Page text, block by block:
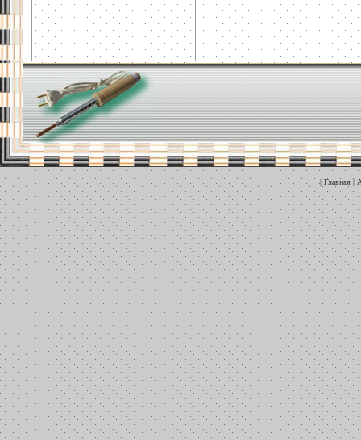
| Главная |